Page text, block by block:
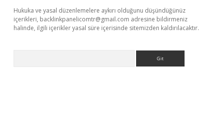
Hukuka ve yasal düzenlemelere aykırı olduğunu düşündüğünüz
içerikleri, backlinkpanelicomtr@gmail.com adresine bildirmeniz
halinde, ilgili içerikler yasal süre içerisinde sitemizden kaldırılacaktır.